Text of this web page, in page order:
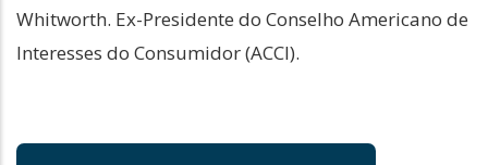
Whitworth. Ex-Presidente do Conselho Americano de
Interesses do Consumidor (ACCI).